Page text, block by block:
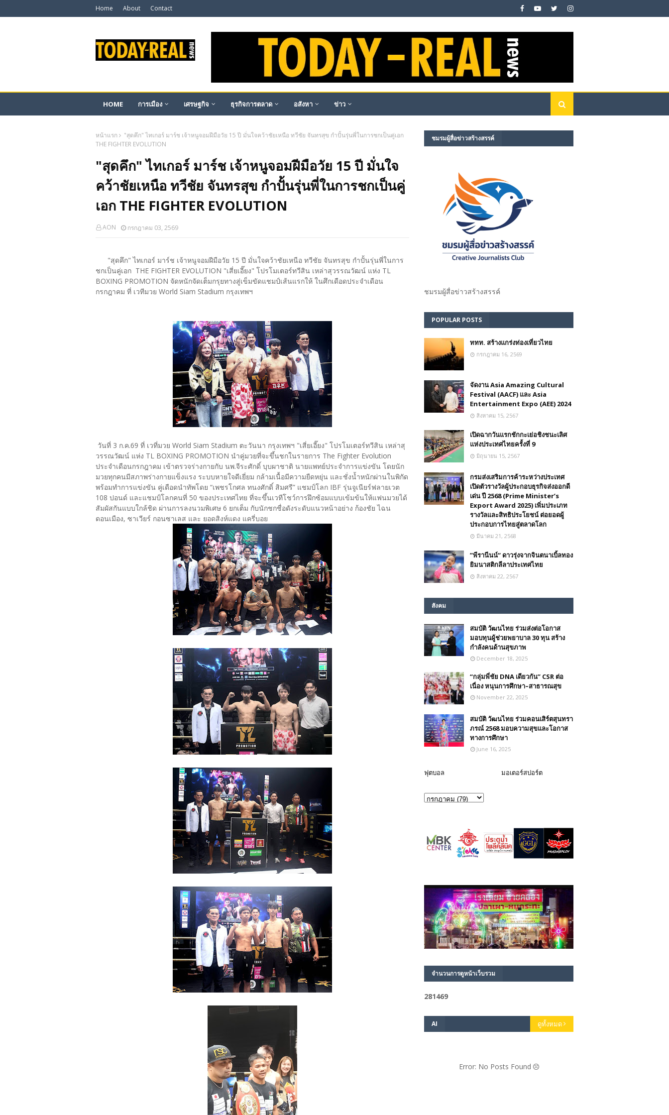
Home About Contact
HOME การเมือง เศรษฐกิจ ธุรกิจการตลาด อสังหา ข่าว
หน้าแรก
"สุดคึก" ไทเกอร์ มาร์ช เจ้าหนูจอมฝีมือวัย 15 ปี มั่นใจคว้าชัยเหนือ ทวีชัย จันทรสุข กำปั้นรุ่นพี่ในการชกเป็นคู่เอก
THE FIGHTER EVOLUTION
"สุดคึก" ไทเกอร์ มาร์ช เจ้าหนูจอมฝีมือวัย 15 ปี มั่นใจ
คว้าชัยเหนือ ทวีชัย จันทรสุข กำปั้นรุ่นพี่ในการชกเป็นคู่
เอก THE FIGHTER EVOLUTION
AON กรกฎาคม 03, 2569
"สุดคึก" ไทเกอร์ มาร์ช เจ้าหนูจอมฝีมือวัย 15 ปี มั่นใจคว้าชัยเหนือ ทวีชัย จันทรสุข กำปั้นรุ่นพี่ในการ
ชกเป็นคู่เอก THE FIGHTER EVOLUTION "เสี่ยเอี๊ยง" โปรโมเตอร์ทวีสิน เหล่าสุวรรณวัฒน์ แห่ง TL
BOXING PROMOTION จัดหนักจัดเต็มกรุยทางสู่เข็มขัดแชมป์เส้นแรกให้ ในศึกเดือดประจำเดือน
กรกฎาคม ที่ เวทีมวย World Siam Stadium กรุงเทพฯ
วันที่ 3 ก.ค.69 ที่ เวที่มวย World Siam Stadium ตะวันนา กรุงเทพฯ "เสี่ยเอี๊ยง" โปรโมเตอร์ทวีสิน เหล่าสุ
วรรณวัฒน์ แห่ง TL BOXING PROMOTION นำคู่มวยที่จะขึ้นชกในรายการ The Fighter Evolution
ประจำเดือนกรกฎาคม เข้าตรวจร่างกายกับ นพ.จีระศักดิ์ บุบผาชาติ นายแพทย์ประจำการแข่งขัน โดยนัก
มวยทุกคนมีสภาพร่างกายแข็งแรง ระบบหายใจดีเยี่ยม กล้ามเนื้อมีความยืดหยุ่น และชั่งน้ำหนักผ่านในพิกัด
พร้อมทำการแข่งขัน คู่เดือดนำทัพโดย “เพชรโกศล ทนงศักดิ์ สิมศรี” แชมป์โลก IBF รุ่นจูเนียร์ฟลายเวต
108 ปอนด์ และแชมป์โลกคนที่ 50 ของประเทศไทย ที่จะขึ้นเวทีโชว์การฝึกซ้อมแบบเข้มข้นให้แฟนมวยได้
สัมผัสกันแบบใกล้ชิด ผ่านการลงนวมพิเศษ 6 ยกเต็ม กับนักชกชื่อดังระดับแนวหน้าอย่าง ก้องชัย ไฉน
ดอนเมือง, ซาเวียร์ กอนซาเลส และ ยอดสิงห์แดง แครี่บอย
ชมรม​ผู้สื่อข่าวสร้างสรรค์​
ชมรม​ผู้สื่อข่าวสร้างสรรค์​
POPULAR POSTS
ททท. สร้างแกร่งท่องเที่ยวไทย
กรกฎาคม 16, 2569
จัดงาน Asia Amazing Cultural
Festival (AACF) และ Asia
Entertainment Expo (AEE) 2024
สิงหาคม 15, 2567
เปิดฉากวันแรกชักกะเย่อชิงชนะเลิศ
แห่งประเทศไทยครั้งที่ 9
มิถุนายน 15, 2567
กรมส่งเสริมการค้าระหว่างประเทศ
เปิดตัวรางวัลผู้ประกอบธุรกิจส่งออกดี
เด่น ปี 2568 (Prime Minister’s
Export Award 2025) เพิ่มประเภท
รางวัลและสิทธิประโยชน์ ต่อยอดผู้
ประกอบการไทยสู่ตลาดโลก
มีนาคม 21, 2568
”พีรานีนน์“​ ดาวรุ่งจากจินตนาเบิ้ลทอง
ยิมนาสติกลีลาประเทศไทย
สิงหาคม 22, 2567
สังคม
สมบัติ วัฒนไทย ร่วมส่งต่อโอกาส
มอบทุนผู้ช่วยพยาบาล 30 ทุน สร้าง
กำลังคนด้านสุขภาพ
December 18, 2025
“กลุ่มพี่ชัย DNA เดียวกัน” CSR ต่อ
เนื่อง หนุนการศึกษา–สาธารณสุข
November 22, 2025
สมบัติ วัฒนไทย ร่วมคอนเสิร์ตสุนทรา
ภรณ์ 2568 มอบความสุขและโอกาส
ทางการศึกษา
June 16, 2025
ฟุตบอล มอเตอร์สปอร์ต
จำนวนการดูหน้าเว็บรวม
281469
AI ดูทั้งหมด
Error: No Posts Found